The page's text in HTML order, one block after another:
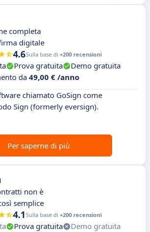
completa
digitale
4.6Sulla base di +200 recensioni
Prova gratuita
Demo gratuita
da 49,00 € /anno
chiamato GoSign come
Sign (formerly eversign).
Per saperne di più
non è
semplice
4.1 Sulla base di +200 recensioni
Prova gratuita
Demo gratuita